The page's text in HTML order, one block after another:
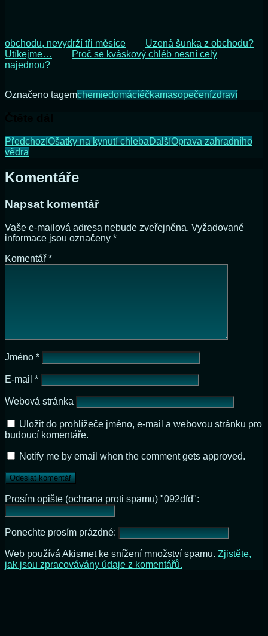
obchodu, nevydrží tři měsíce
Uzená šunka z obchodu?
Utíkejme…
Proč se kváskový chléb nesní celý
najednou?
Označeno tagemchemiedomácíéčkamasopečenízdraví
PředchozíOšatky na kynutí chlebaDalšíOprava zahradního
vědra
Komentáře
Napsat komentář
Vaše e-mailová adresa nebude zveřejněna. Vyžadované
informace jsou označeny *
Komentář *
Jméno *
E-mail *
Webová stránka
Uložit do prohlížeče jméno, e-mail a webovou stránku pro
budoucí komentáře.
Notify me by email when the comment gets approved.
Prosím opište (ochrana proti spamu) "092dfd":
Ponechte prosím prázdné:
Web používá Akismet ke snížení množství spamu. Zjistěte,
jak jsou zpracovávány údaje z komentářů.